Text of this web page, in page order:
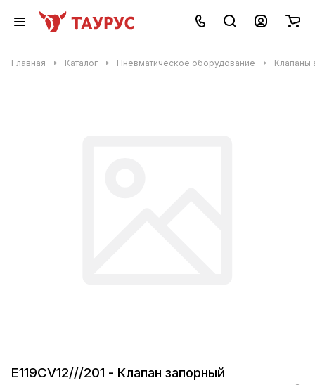
Главная Каталог Пневматическое оборудование Клапаны
E119CV12///201 - Клапан запорный